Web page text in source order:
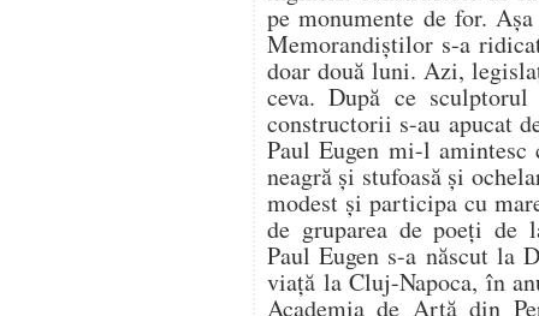
pe monumente de for.
Memorandiștilor s-a
doar două luni. Azi,
ceva. După ce
constructorii s-au apucat
Paul Eugen mi-l
neagră și stufoasă și
modest și participa cu
de gruparea de poeți de
Paul Eugen s-a născut la
viață la Cluj-Napoca, în
Academia de Artă din